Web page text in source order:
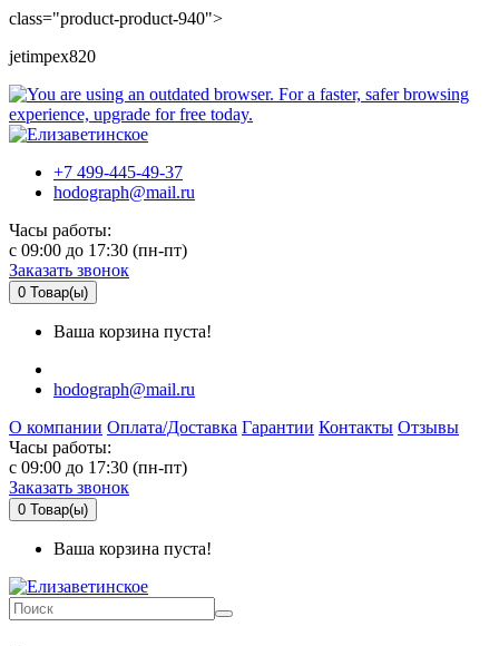
class="product-product-940">
jetimpex820
+7 499-445-49-37
hodograph@mail.ru
Часы работы:
c 09:00 до 17:30 (пн-пт)
Заказать звонок
0 Товар(ы)
Ваша корзина пуста!
hodograph@mail.ru
О компании Оплата/Доставка Гарантии Контакты Отзывы
Часы работы:
c 09:00 до 17:30 (пн-пт)
Заказать звонок
0 Товар(ы)
Ваша корзина пуста!